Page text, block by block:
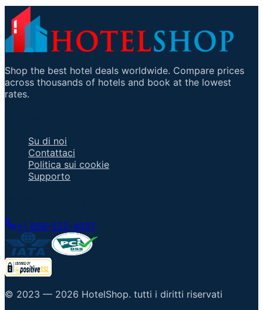
Shop the best hotel deals worldwide. Compare prices
across thousands of hotels and book at the lowest
rates.
Su di noi
Contattaci
Politica sui cookie
Supporto
+1 858-222-4037
© 2023 — 2026 HotelShop. tutti i diritti riservati